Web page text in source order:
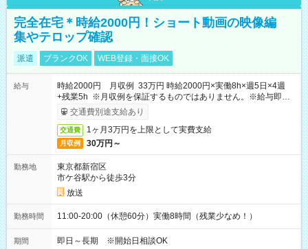
完全在宅＊時給2000円！ショート動画の映像編
集やテロップ確認
派遣 ブランクOK WEB登録・面接OK
給与
時給2000円 月収例 33万円 時給2000円×実働8h×週5日×4週
+残業5h ※月収例を保証するものではありません。※給与即受
取りサービス利用可（利用条件有）
交通費別途支給あり
交通費 1ヶ月3万円を上限として実費支給
月収例 30万円～
勤務地
東京都新宿区
市ケ谷駅から徒歩3分
放送
勤務時間 11:00-20:00（休憩60分）実働8時間（残業少なめ！）
期間 即日～長期 ※開始日相談OK